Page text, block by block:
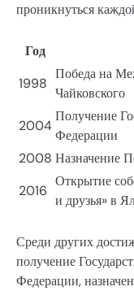
проникнуться
Год
1998
Победа на
Чайковского
2004
Получение
Федерации
2008 Назначение
2016
Открытие
и друзья» в
Среди других
получение
Федерации,